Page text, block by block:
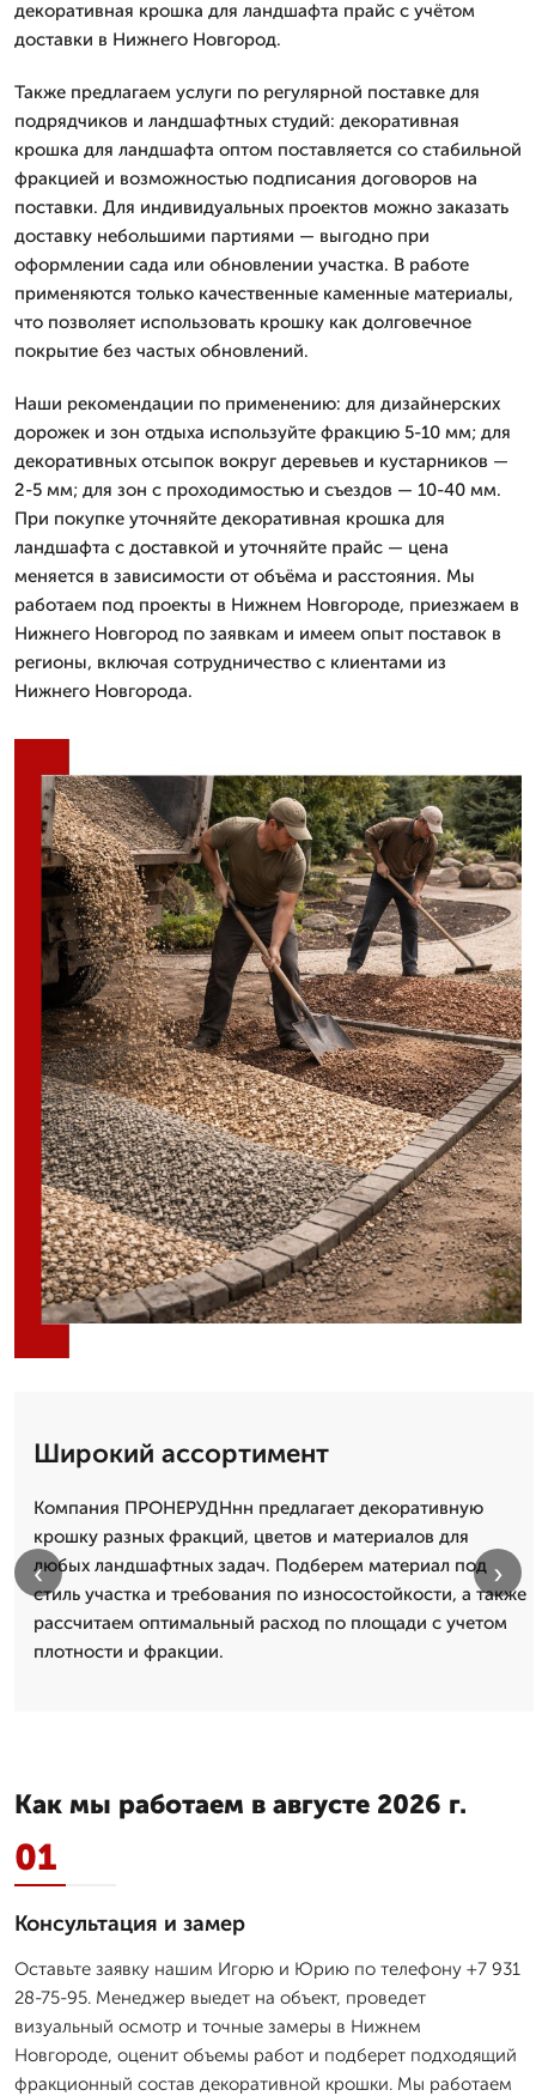
декоративная крошка для ландшафта прайс с учётом
доставки в Нижнего Новгород.
Также предлагаем услуги по регулярной поставке для
подрядчиков и ландшафтных студий: декоративная
крошка для ландшафта оптом поставляется со стабильной
фракцией и возможностью подписания договоров на
поставки. Для индивидуальных проектов можно заказать
доставку небольшими партиями — выгодно при
оформлении сада или обновлении участка. В работе
применяются только качественные каменные материалы,
что позволяет использовать крошку как долговечное
покрытие без частых обновлений.
Наши рекомендации по применению: для дизайнерских
дорожек и зон отдыха используйте фракцию 5-10 мм; для
декоративных отсыпок вокруг деревьев и кустарников —
2-5 мм; для зон с проходимостью и съездов — 10-40 мм.
При покупке уточняйте декоративная крошка для
ландшафта с доставкой и уточняйте прайс — цена
меняется в зависимости от объёма и расстояния. Мы
работаем под проекты в Нижнем Новгороде, приезжаем в
Нижнего Новгород по заявкам и имеем опыт поставок в
регионы, включая сотрудничество с клиентами из
Нижнего Новгорода.
Широкий ассортимент
Компания ПРОНЕРУДНнн предлагает декоративную
крошку разных фракций, цветов и материалов для
любых ландшафтных задач. Подберем материал под
стиль участка и требования по износостойкости, а также
рассчитаем оптимальный расход по площади с учетом
плотности и фракции.
‹ ›
Как мы работаем в августе 2026 г.
01
Консультация и замер
Оставьте заявку нашим Игорю и Юрию по телефону +7 931
28-75-95. Менеджер выедет на объект, проведет
визуальный осмотр и точные замеры в Нижнем
Новгороде, оценит объемы работ и подберет подходящий
фракционный состав декоративной крошки. Мы работаем